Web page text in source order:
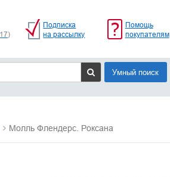
Подписка
на рассылку
Помощь
покупателям
Умный поиск
Молль Флендерс. Роксана